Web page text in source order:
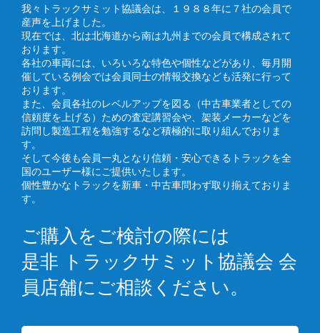
我々トラックサミット協議会は、１９８８年に７社の会員で
産声を上げました。
現在では、北は北海道から南は九州までの会員で構成されて
おります。
各社の車両には、いろいろな特色や個性などがあり、毎月開
催している例会では会員同士の情報交換なども活発に行って
おります。
また、会員各社のレベルアップを図る（中古車業者としての
信頼度を上げる）ための査定講習会や、架装メーカーなどを
訪問し製造工程を勉強するなど積極的に取り組んでおりま
す。
そして今後も会員一丸となり信頼・安心できるトラックを全
国のユーザー様にご提供いたします。
個性豊かなトラックを新車・中古車問わず取り揃えておりま
す。
ご購入をご検討の際には
是非 トラックサミット協議会 会
員店舗にご相談ください。